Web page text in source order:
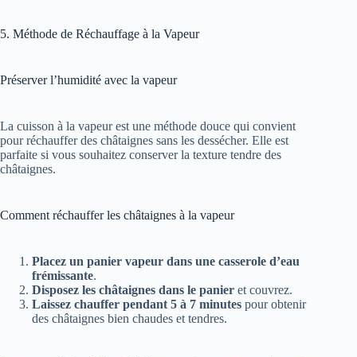
5. Méthode de Réchauffage à la Vapeur
Préserver l’humidité avec la vapeur
La cuisson à la vapeur est une méthode douce qui convient
pour réchauffer des châtaignes sans les dessécher. Elle est
parfaite si vous souhaitez conserver la texture tendre des
châtaignes.
Comment réchauffer les châtaignes à la vapeur
Placez un panier vapeur dans une casserole d’eau
frémissante.
Disposez les châtaignes dans le panier et couvrez.
Laissez chauffer pendant 5 à 7 minutes pour obtenir
des châtaignes bien chaudes et tendres.